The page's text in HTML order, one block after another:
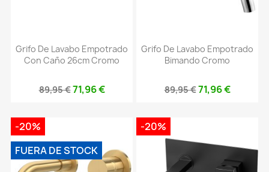
Grifo De Lavabo Empotrado
Con Caño 26cm Cromo
89,95 €71,96 €
Grifo De Lavabo Empotrado
Bimando Cromo
89,95 €71,96 €
-20%
FUERA DE STOCK
-20%